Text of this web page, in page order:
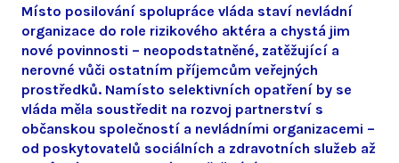
Místo posilování spolupráce vláda staví nevládní
organizace do role rizikového aktéra a chystá jim
nové povinnosti – neopodstatněné, zatěžující a
nerovné vůči ostatním příjemcům veřejných
prostředků. Namísto selektivních opatření by se
vláda měla soustředit na rozvoj partnerství s
občanskou společností a nevládními organizacemi –
od poskytovatelů sociálních a zdravotních služeb až